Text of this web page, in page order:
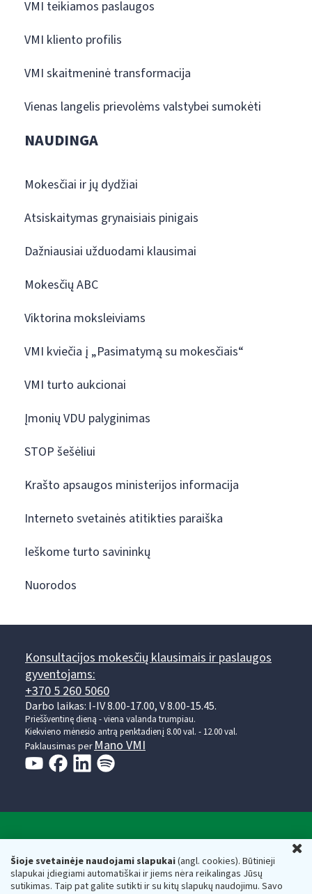
Šioje svetainėje naudojami slapukai(angl. cookies). Būtinieji
slapukai įdiegiami automatiškai ir jiems nėra reikalingas Jūsų
sutikimas. Taip pat galite sutikti ir su kitų slapukų naudojimu. Savo
VMI teikiamos paslaugos
VMI kliento profilis
VMI skaitmeninė transformacija
Vienas langelis prievolėms valstybei sumokėti
NAUDINGA
Mokesčiai ir jų dydžiai
Atsiskaitymas grynaisiais pinigais
Dažniausiai užduodami klausimai
Mokesčių ABC
Viktorina moksleiviams
VMI kviečia į „Pasimatymą su mokesčiais“
VMI turto aukcionai
Įmonių VDU palyginimas
STOP šešėliui
Krašto apsaugos ministerijos informacija
Interneto svetainės atitikties paraiška
Ieškome turto savininkų
Nuorodos
Konsultacijos mokesčių klausimais ir paslaugos
gyventojams:
+370 5 260 5060
Darbo laikas: I-IV 8.00-17.00, V 8.00-15.45.
Prieššventinę dieną - viena valanda trumpiau.
Kiekvieno mėnesio antrą penktadienį 8.00 val. - 12.00 val.
Paklausimas per Mano VMI
Respublikos finansų ministerijos
Biudžetinė įstaiga. Juridinio asmens kodas — 188659752,